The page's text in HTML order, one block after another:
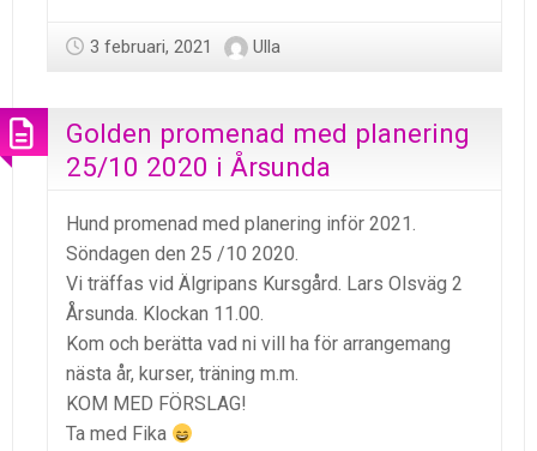
3 februari, 2021 Ulla
Golden promenad med planering
25/10 2020 i Årsunda
Hund promenad med planering inför 2021.
Söndagen den 25 /10 2020.
Vi träffas vid Älgripans Kursgård. Lars Olsväg 2
Årsunda. Klockan 11.00.
Kom och berätta vad ni vill ha för arrangemang
nästa år, kurser, träning m.m.
KOM MED FÖRSLAG!
Ta med Fika